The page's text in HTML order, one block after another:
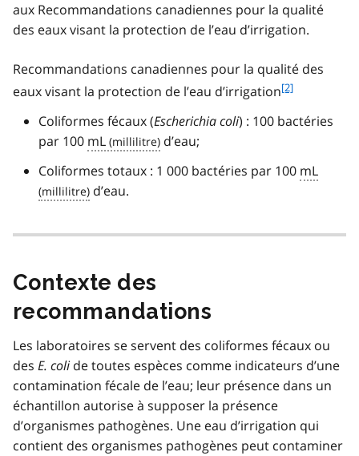
aux Recommandations canadiennes pour la qualité
des eaux visant la protection de l’eau d’irrigation.
Recommandations canadiennes pour la qualité des
eaux visant la protection de l’eau d’irrigationf
o
o
[2]
Coliformes fécaux (Escherichia coli) : 100 bactéries
par 100 mL
d’eau;
Coliformes totaux : 1 000 bactéries par 100 mL
d’eau.
Contexte des
recommandations
Les laboratoires se servent des coliformes fécaux ou
des E. colide toutes espèces comme indicateurs d’une
contamination fécale de l’eau; leur présence dans un
échantillon autorise à supposer la présence
d’organismes pathogènes. Une eau d’irrigation qui
contient des organismes pathogènes peut contaminer